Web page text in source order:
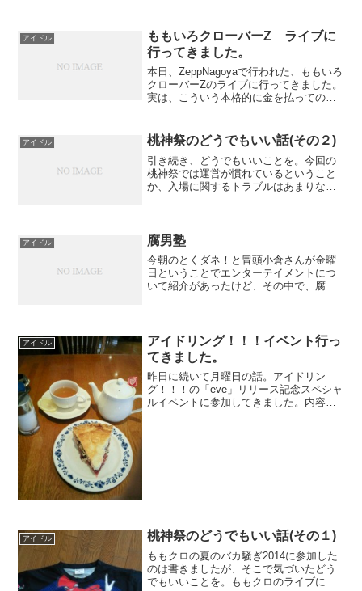
いけるライブでした。が、会場はヤフオ
クドーム！...
アイドル
ももいろクローバーZ ライブに
行ってきました。
本日、ZeppNagoyaで行われた、ももいろ
クローバーZのライブに行ってきました。
実は、こういう本格的に金を払ってのラ
ました。こんなことなら早く行っておけ
ば・・とい...
アイドル 桃神祭のどうでもいい話(その２)
引き続き、どうでもいいことを。今回の
桃神祭では運営が慣れているということ
か、入場に関するトラブルはあまりなさ
しかし、他のところで若干...
アイドル 腐男塾
今朝のとくダネ！と冒頭小倉さんが金曜
日ということでエンターテイメントにつ
いて紹介があったけど、その中で、腐男
とも・・・と思ってしまい...
アイドル
アイドリング！！！イベント行っ
てきました。
昨日に続いて月曜日の話。アイドリン
グ！！！の「eve」リリース記念スペシャ
ルイベントに参加してきました。内容
アイドル 桃神祭のどうでもいい話(その１)
ももクロの夏のバカ騒ぎ2014に参加した
のは書きましたが、そこで気づいたどう
でもいいことを。ももクロのライブに現